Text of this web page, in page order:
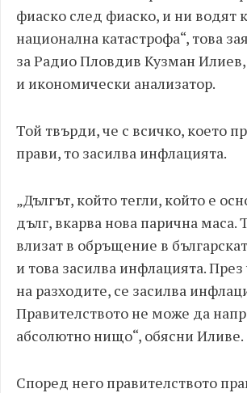
фиаско след фиаско, и ни водят
национална катастрофа“, това
за Радио Пловдив Кузман
и икономически анализатор.
Той твърди, че с всичко, което
прави, то засилва инфлацията.
„Дългът, който тегли, който е
дълг, вкарва нова парична маса.
влизат в обръщение в
и това засилва инфлацията.
на разходите, се засилва
Правителството не може да
абсолютно нищо“, обясни Иливе.
Според него правителството